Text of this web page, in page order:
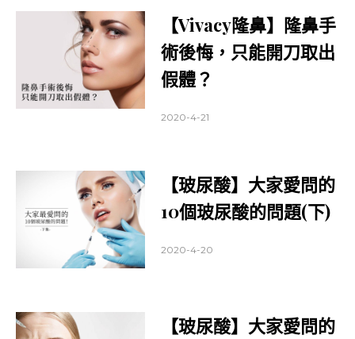
【Vivacy隆鼻】隆鼻手
術後悔，只能開刀取出
假體？
2020-4-21
【玻尿酸】大家愛問的
10個玻尿酸的問題(下)
2020-4-20
【玻尿酸】大家愛問的